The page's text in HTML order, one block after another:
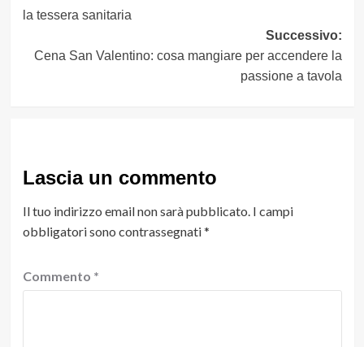
la tessera sanitaria
Successivo:
Cena San Valentino: cosa mangiare per accendere la
passione a tavola
Lascia un commento
Il tuo indirizzo email non sarà pubblicato. I campi
obbligatori sono contrassegnati*
Commento *